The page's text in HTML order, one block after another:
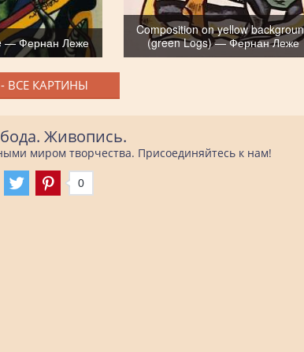
— Фернан Леже
Composition on yellow
(green Logs) — Фернан Леже
ВСЕ КАРТИНЫ
Живопись.
миром творчества. Присоединяйтесь к нам!
0